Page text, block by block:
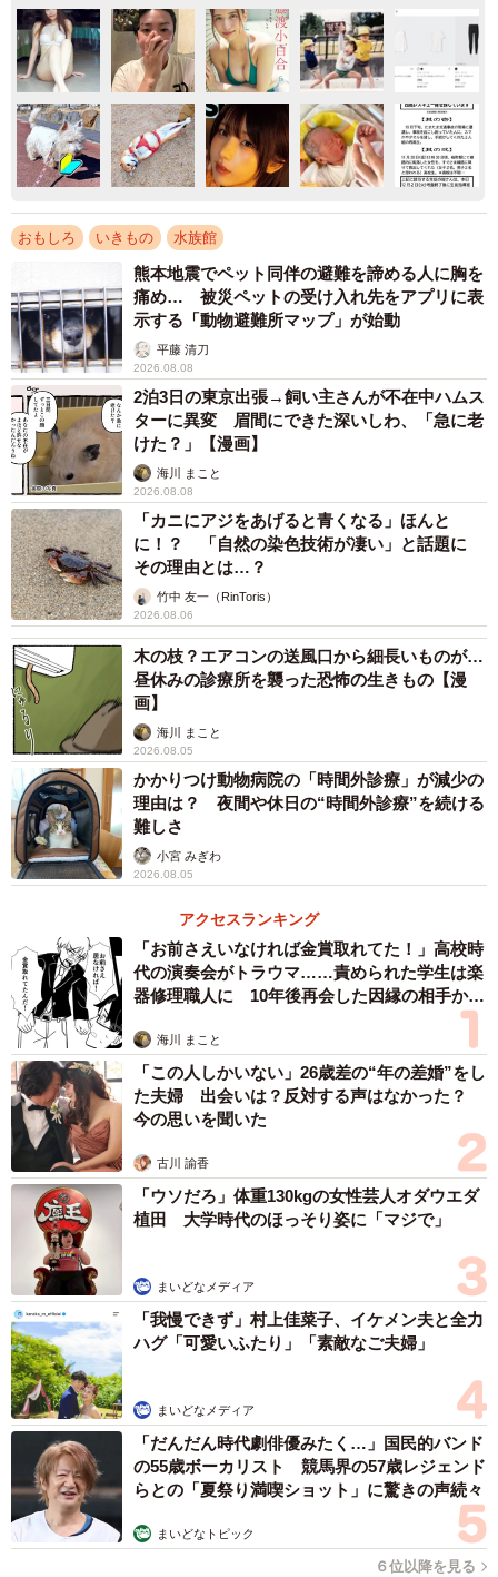
おもしろ いきもの 水族館
熊本地震でペット同伴の避難を諦める人に胸を
痛め… 被災ペットの受け入れ先をアプリに表
示する「動物避難所マップ」が始動
平藤 清刀
2026.08.08
2泊3日の東京出張→飼い主さんが不在中ハムス
ターに異変 眉間にできた深いしわ、「急に老
けた？」【漫画】
海川 まこと
2026.08.08
「カニにアジをあげると青くなる」ほんと
に！？ 「自然の染色技術が凄い」と話題に
その理由とは…？
竹中 友一（RinToris）
2026.08.06
木の枝？エアコンの送風口から細長いものが…
昼休みの診療所を襲った恐怖の生きもの【漫
画】
海川 まこと
2026.08.05
かかりつけ動物病院の「時間外診療」が減少の
理由は？ 夜間や休日の“時間外診療”を続ける
難しさ
小宮 みぎわ
2026.08.05
アクセスランキング
「お前さえいなければ金賞取れてた！」高校時
代の演奏会がトラウマ……責められた学生は楽
器修理職人に 10年後再会した因縁の相手から
海川 まこと
「この人しかいない」26歳差の“年の差婚”をし
た夫婦 出会いは？反対する声はなかった？
今の思いを聞いた
古川 諭香
「ウソだろ」体重130kgの女性芸人オダウエダ
植田 大学時代のほっそり姿に「マジで」
まいどなメディア
「我慢できず」村上佳菜子、イケメン夫と全力
ハグ「可愛いふたり」「素敵なご夫婦」
まいどなメディア
「だんだん時代劇俳優みたく…」国民的バンド
の55歳ボーカリスト 競馬界の57歳レジェンド
らとの「夏祭り満喫ショット」に驚きの声続々
まいどなトピック
６位以降を見る